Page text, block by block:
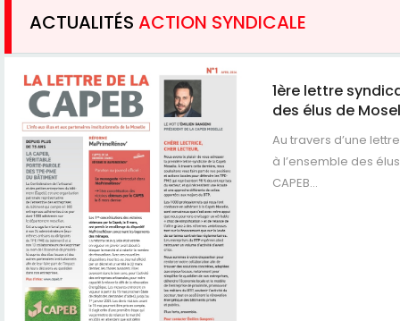
ACTUALITÉS ACTION SYNDICALE
1ère lettre
des élus de
Au travers d’une
à l’ensemble des
CAPEB...